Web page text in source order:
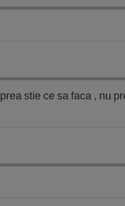
stie ce sa faca , nu